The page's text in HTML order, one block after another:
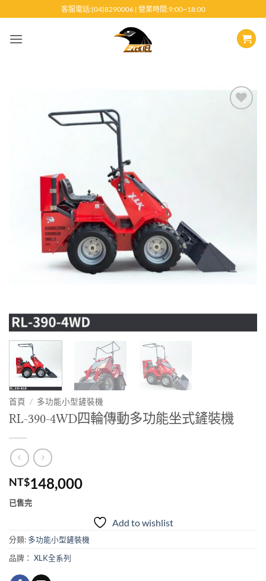
至
客服電話:(04)8290006 | 營業時間:9:00~18:00
首頁 / 多功能小型鏟裝機
RL-390-4WD四輪傳動多功能坐式鏟裝機
NT$148,000
已售完
Add to wishlist
分類: 多功能小型鏟裝機
品牌： XLK全系列